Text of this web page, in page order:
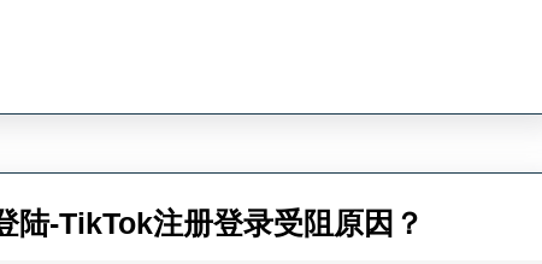
粉
丝
增
-TikTok注册登录受阻原因？